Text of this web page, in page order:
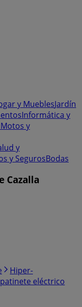
y MueblesJardín
Informática y
y
y
y SegurosBodas
Cazalla
Hiper-
patinete eléctrico